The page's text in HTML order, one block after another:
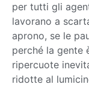
per tutti gli
lavorano a
aprono, se le
perché la gente
ripercuote
ridotte al